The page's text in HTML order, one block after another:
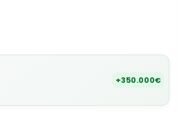
+350.000€